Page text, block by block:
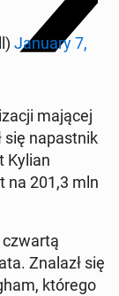
January 7,
mającej
się na­past­nik
Kylian
na 201,3 mln
Znalazł się
którego